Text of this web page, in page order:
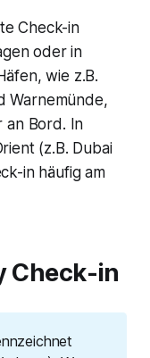
Check-in
oder in
wie z.B.
Warnemünde,
an Bord. In
(z.B. Dubai
in häufig am
Check-in